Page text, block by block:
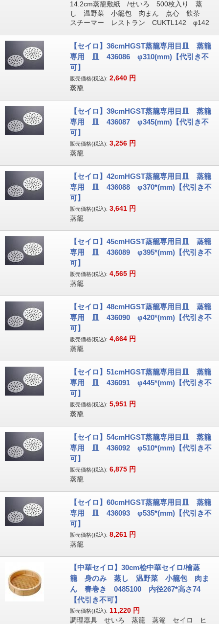
14.2cm蒸籠敷紙 /せいろ 500枚入り 蒸
し 温野菜 小籠包 肉まん 点心 飲茶
スチーマー レストラン CUKTL142 φ142
【セイロ】36cmHGST蒸籠専用目皿 蒸籠
専用 皿 436086 φ310(mm)【代引き不
可】
販売価格(税込): 2,640 円
蒸籠
【セイロ】39cmHGST蒸籠専用目皿 蒸籠
専用 皿 436087 φ345(mm)【代引き不
可】
販売価格(税込): 3,256 円
蒸籠
【セイロ】42cmHGST蒸籠専用目皿 蒸籠
専用 皿 436088 φ370*(mm)【代引き不
可】
販売価格(税込): 3,641 円
蒸籠
【セイロ】45cmHGST蒸籠専用目皿 蒸籠
専用 皿 436089 φ395*(mm)【代引き不
可】
販売価格(税込): 4,565 円
蒸籠
【セイロ】48cmHGST蒸籠専用目皿 蒸籠
専用 皿 436090 φ420*(mm)【代引き不
可】
販売価格(税込): 4,664 円
蒸籠
【セイロ】51cmHGST蒸籠専用目皿 蒸籠
専用 皿 436091 φ445*(mm)【代引き不
可】
販売価格(税込): 5,951 円
蒸籠
【セイロ】54cmHGST蒸籠専用目皿 蒸籠
専用 皿 436092 φ510*(mm)【代引き不
可】
販売価格(税込): 6,875 円
蒸籠
【セイロ】60cmHGST蒸籠専用目皿 蒸籠
専用 皿 436093 φ535*(mm)【代引き不
可】
販売価格(税込): 8,261 円
蒸籠
【中華セイロ】30cm桧中華セイロ/檜蒸
籠 身のみ 蒸し 温野菜 小籠包 肉ま
ん 春巻き 0485100 内径267*高さ74
【代引き不可】
販売価格(税込): 11,220 円
調理器具 せいろ 蒸籠 蒸篭 セイロ ヒ